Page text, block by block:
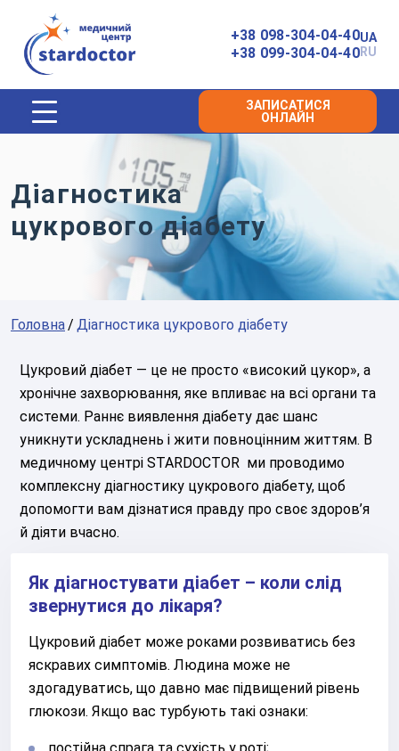
Головна
+38 098-304-04-40
+38 099-304-04-40
UA
RU
ЗАПИСАТИСЯ
ОНЛАЙН
Діагностика
цукрового діабету
Головна Діагностика цукрового діабету
Цукровий діабет — це не просто «високий цукор», а
хронічне захворювання, яке впливає на всі органи та
системи. Раннє виявлення діабету дає шанс
уникнути ускладнень і жити повноцінним життям. В
медичному центрі STARDOCTOR ми проводимо
комплексну діагностику цукрового діабету, щоб
допомогти вам дізнатися правду про своє здоров’я
й діяти вчасно.
Як діагностувати діабет – коли слід
звернутися до лікаря?
Цукровий діабет може роками розвиватись без
яскравих симптомів. Людина може не
здогадуватись, що давно має підвищений рівень
глюкози. Якщо вас турбують такі ознаки: